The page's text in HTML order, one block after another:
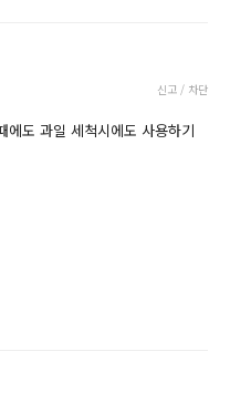
신고 / 차단
에도 과일 세척시에도 사용하기